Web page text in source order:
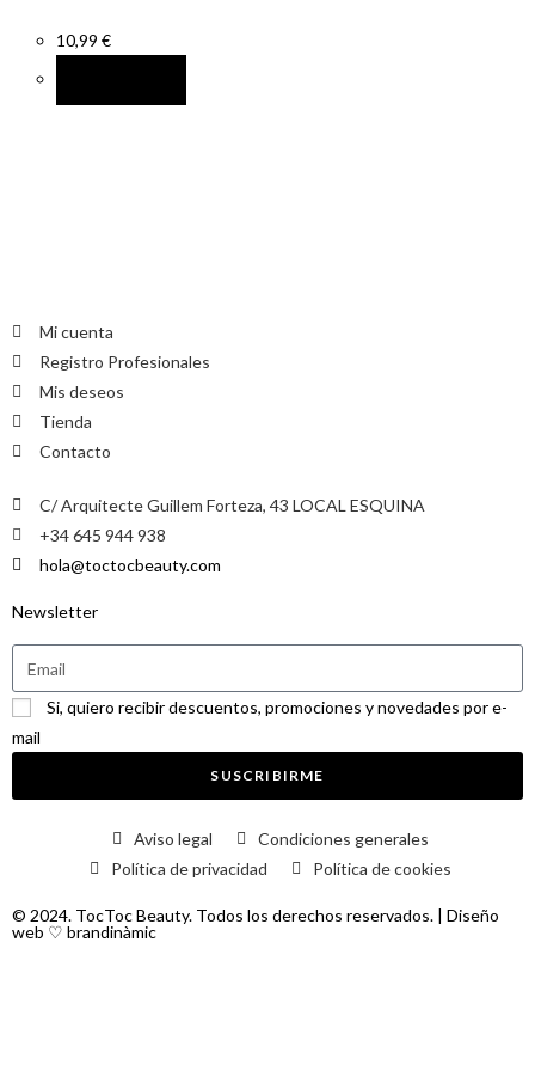
10,99€
Mi cuenta
Registro Profesionales
Mis deseos
Tienda
Contacto
C/ Arquitecte Guillem Forteza, 43 LOCAL ESQUINA
+34 645 944 938
hola@toctocbeauty.com
Newsletter
Si, quiero recibir descuentos, promociones y novedades por e-
mail
SUSCRIBIRME
Aviso legal
Condiciones generales
Política de privacidad
Política de cookies
© 2024. TocToc Beauty. Todos los derechos reservados. | Diseño
web ♡ brandinàmic